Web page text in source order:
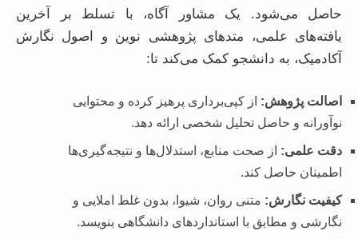
حاصل می‌شود. یک مشاور آگاه، با تسلط بر آخرین
یافته‌های علمی، متدهای پژوهشی نوین و اصول نگارش
آکادمیک، به دانشجو کمک می‌کند تا:
اصالت پژوهش: از کپی‌برداری پرهیز کرده و محتوایی
نوآورانه و حاصل تحلیل شخصی ارائه دهد.
دقت علمی: از صحت منابع، استدلال‌ها و نتیجه‌گیری‌ها
اطمینان حاصل کند.
کیفیت نگارش: متنی روان، شیوا، بدون غلط املایی و
نگارشی و مطابق با استانداردهای دانشگاهی بنویسد.